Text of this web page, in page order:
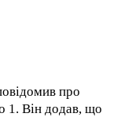
про
1. Він додав, що